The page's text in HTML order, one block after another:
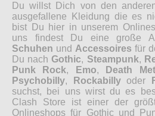
Du willst Dich von den
ausgefallene Kleidung die es
bist Du hier in unserem
uns findest Du eine große
Schuhen und Accessoires für
Du nach Gothic, Steampunk,
Punk Rock, Emo, Death
Psychobilly, Rockabillyoder
suchst, bei uns wirst du es
Clash Store ist einer der
Onlineshops für Gothic und